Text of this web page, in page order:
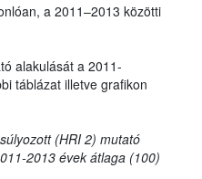
a 2011–2013 közötti
alakulását a 2011-
táblázat illetve grafikon
(HRI 2) mutató
2013 évek átlaga (100)